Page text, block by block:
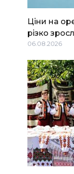
Ціни на
різко
06.08.2026